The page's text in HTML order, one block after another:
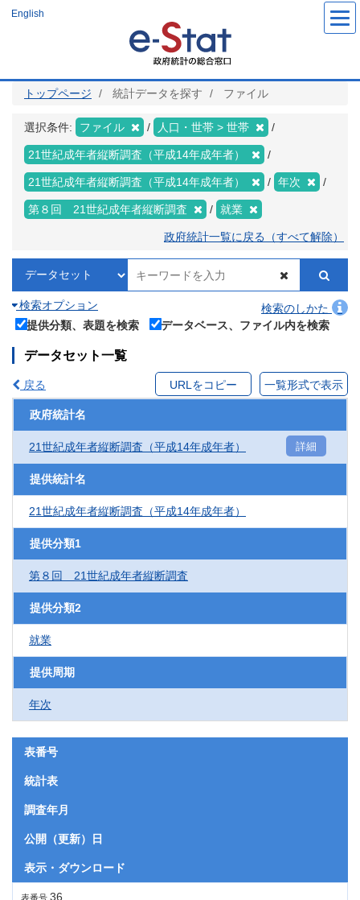
ツ
English
トップページ 統計データを探す ファイル
選択条件: ファイル 人口・世帯 > 世帯
21世紀成年者縦断調査（平成14年成年者）
21世紀成年者縦断調査（平成14年成年者） 年次
第８回 21世紀成年者縦断調査 就業
政府統計一覧に戻る（すべて解除）
検索オプション
検索のしかた
提供分類、表題を検索
データベース、ファイル内を検索
データセット一覧
戻る URLをコピー 一覧形式で表示
政府統計名
21世紀成年者縦断調査（平成14年成年者） 詳細
提供統計名
21世紀成年者縦断調査（平成14年成年者）
提供分類1
第８回 21世紀成年者縦断調査
提供分類2
就業
提供周期
年次
表番号
統計表
調査年月
公開（更新）日
表示・ダウンロード
表番号 36